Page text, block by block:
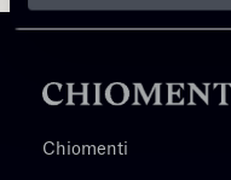
Chiomenti